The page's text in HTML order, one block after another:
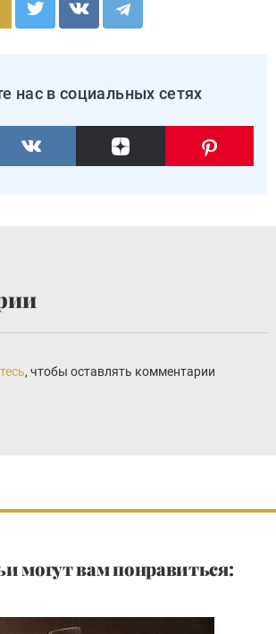
нас в социальных сетях
, чтобы оставлять комментарии
могут вам понравиться: